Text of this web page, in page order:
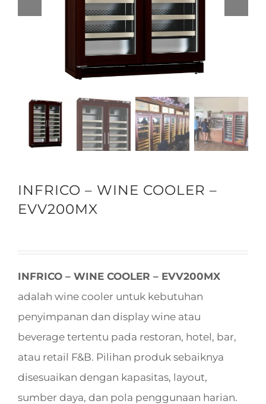
INFRICO – WINE COOLER –
EVV200MX
INFRICO – WINE COOLER – EVV200MX
adalah wine cooler untuk kebutuhan
penyimpanan dan display wine atau
beverage tertentu pada restoran, hotel, bar,
atau retail F&B. Pilihan produk sebaiknya
disesuaikan dengan kapasitas, layout,
sumber daya, dan pola penggunaan harian.